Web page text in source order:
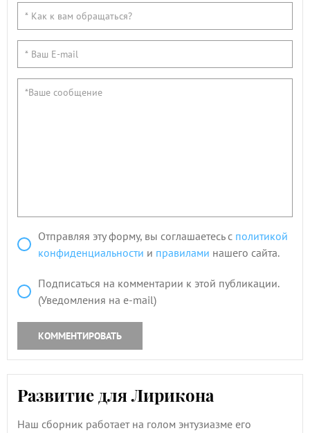
Отправляя эту форму, вы соглашаетесь с политикой
конфиденциальности и правилами нашего сайта.
Подписаться на комментарии к этой публикации.
(Уведомления на e-mail)
КОММЕНТИРОВАТЬ
Развитие для Лирикона
Наш сборник работает на голом энтузиазме его